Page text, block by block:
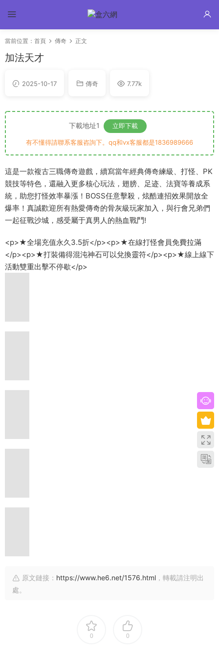
當前位置： 首頁 傳奇 正文
加法天才
2025-10-17 傳奇 7.77k
下載地址1 立即下載
有不懂得請聯系客服咨詢下。qq和vx客服都是1836989666
這是一款複古三職傳奇遊戲，續寫當年經典傳奇練級、打怪、PK
競技等特色，還融入更多核心玩法，翅膀、足迹、法寶等養成系
統，助您打怪效率暴漲！BOSS任意擊殺，炫酷連招效果開放全
爆率！真誠歡迎所有熱愛傳奇的骨灰級玩家加入，與行會兄弟們
一起征戰沙城，感受屬于真男人的熱血戰鬥!
<p>★全場充值永久3.5折</p><p>★在線打怪會員免費拉滿
</p><p>★打裝備得混沌神石可以兌換靈符</p><p>★線上線下
活動雙重出擊不停歇</p>
原文鏈接： https://www.he6.net/1576.html ，轉載請注明出
處。
0 0